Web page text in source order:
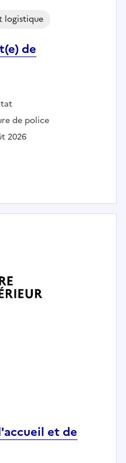
de
logistique
de police
2026
polyvalent(e) de
et de